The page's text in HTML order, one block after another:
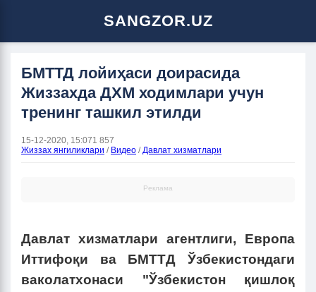
SANGZOR.UZ
БМТТД лойиҳаси доирасида
Жиззахда ДХМ ходимлари учун
тренинг ташкил этилди
15-12-2020, 15:071 857
Жиззах янгиликлари / Видео /Давлат хизматлари
Реклама
Давлат хизматлари агентлиги, Европа
Иттифоқи ва БМТТД Ўзбекистондаги
ваколатхонаси "Ўзбекистон қишлоқ